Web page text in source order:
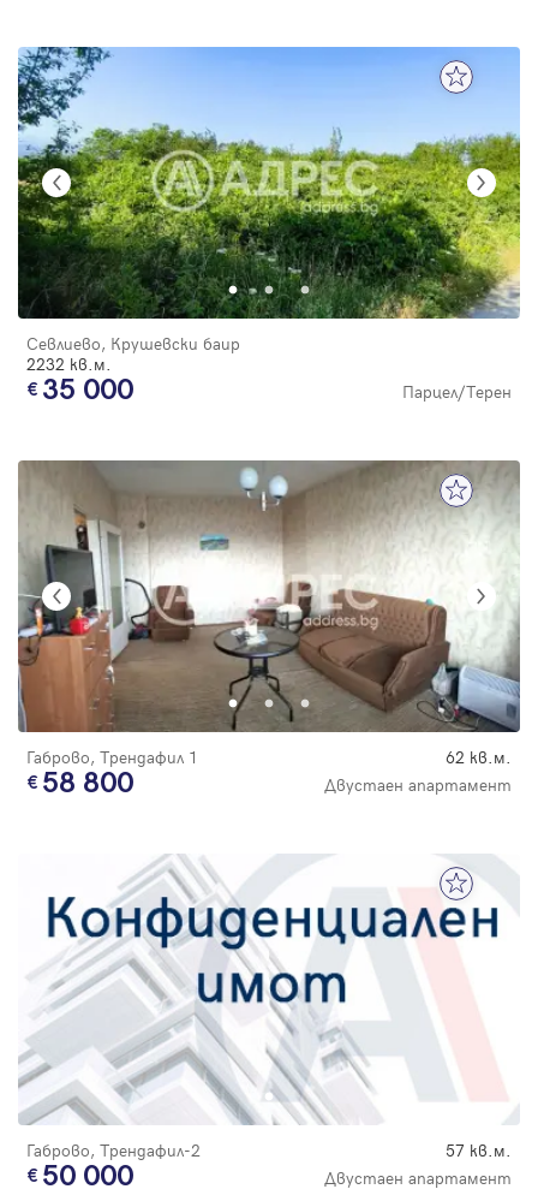
Севлиево, Крушевски баир
2232 кв.м.
35 000 Парцел/Терен
Габрово, Трендафил 1 62 кв.м.
58 800 Двустаен апартамент
Габрово, Трендафил-2 57 кв.м.
50 000 Двустаен апартамент